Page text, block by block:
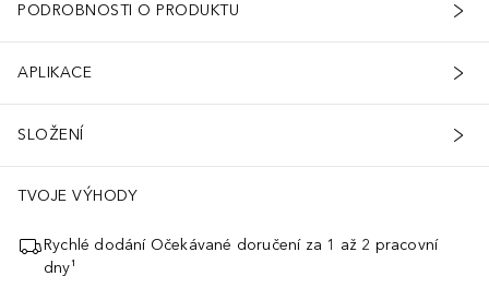
PODROBNOSTI O PRODUKTU
APLIKACE
SLOŽENÍ
TVOJE VÝHODY
Rychlé dodání Očekávané doručení za 1 až 2 pracovní
dny¹